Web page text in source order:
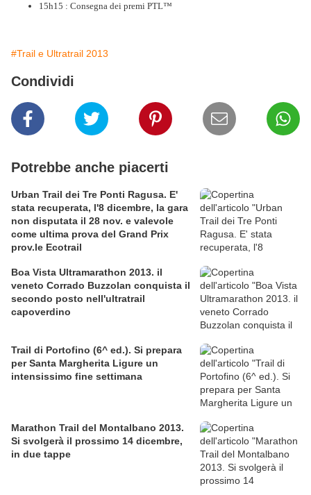
15h15 : Consegna dei premi PTL™
#Trail e Ultratrail 2013
Condividi
Potrebbe anche piacerti
Urban Trail dei Tre Ponti Ragusa. E'
stata recuperata, l'8 dicembre, la gara
non disputata il 28 nov. e valevole
come ultima prova del Grand Prix
prov.le Ecotrail
Boa Vista Ultramarathon 2013. il
veneto Corrado Buzzolan conquista il
secondo posto nell'ultratrail
capoverdino
Trail di Portofino (6^ ed.). Si prepara
per Santa Margherita Ligure un
intensissimo fine settimana
Marathon Trail del Montalbano 2013.
Si svolgerà il prossimo 14 dicembre,
in due tappe